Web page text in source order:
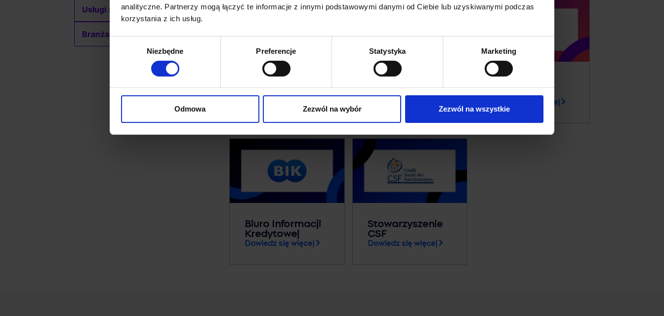
analityczne. Partnerzy mogą łączyć te informacje z innymi podstawowymi danymi od Ciebie lub uzyskiwanymi podczas
korzystania z ich usług.
Niezbędne Preferencje Statystyka Marketing
Odmowa Zezwól na wybór Zezwól na wszystkie
Usługi : Wszystkie ▼
Branża : Branża finansowa
Erste
Dowiedz się więcej
Nest Bank
Dowiedz się więcej
Totalizator
Sportowy
Dowiedz się więcej
Biuro Informacji
Kredytowej
Dowiedz się więcej
Stowarzyszenie
CSF
Dowiedz się więcej